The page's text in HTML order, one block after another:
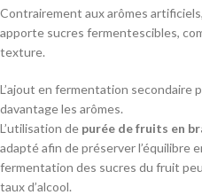
Contrairement aux arômes
apporte sucres fermentescibles,
texture.
L’ajout en fermentation secondaire
davantage les arômes.
L’utilisation de purée de fruits en
adapté afin de préserver l’équilibre
fermentation des sucres du fruit
taux d’alcool.